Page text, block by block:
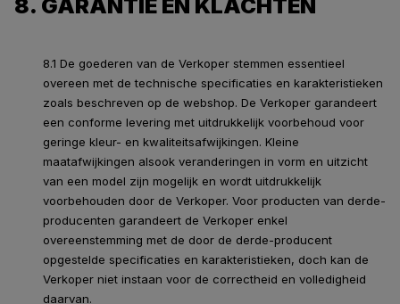
8. GARANTIE EN KLACHTEN
8.1 De goederen van de Verkoper stemmen essentieel
overeen met de technische specificaties en karakteristieken
zoals beschreven op de webshop. De Verkoper garandeert
een conforme levering met uitdrukkelijk voorbehoud voor
geringe kleur- en kwaliteitsafwijkingen. Kleine
maatafwijkingen alsook veranderingen in vorm en uitzicht
van een model zijn mogelijk en wordt uitdrukkelijk
voorbehouden door de Verkoper. Voor producten van derde-
producenten garandeert de Verkoper enkel
overeenstemming met de door de derde-producent
opgestelde specificaties en karakteristieken, doch kan de
Verkoper niet instaan voor de correctheid en volledigheid
daarvan.